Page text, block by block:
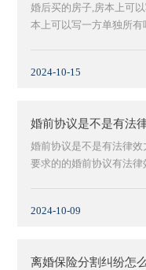
婚后买的房子,房本上可
本上可以写一方单独所
2024-10-15
婚前协议是不是有法
婚前协议是不是有法律
要求的的婚前协议有法
2024-10-09
离婚保险分割纠纷怎